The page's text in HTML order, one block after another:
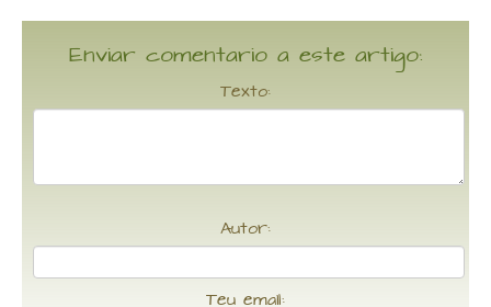
Enviar comentario a este artigo:
Texto:
Autor:
Teu email: